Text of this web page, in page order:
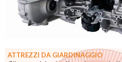
ATTREZZI DA GIARDINAGGIO